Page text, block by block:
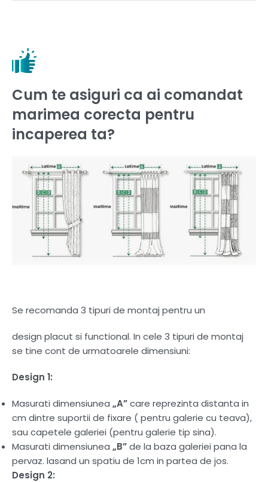
Cum te asiguri ca ai comandat
marimea corecta pentru
incaperea ta?
Se recomanda 3 tipuri de montaj pentru un
design placut si functional. In cele 3 tipuri de montaj
se tine cont de urmatoarele dimensiuni:
Design 1:
Masurati dimensiunea „A”care reprezinta distanta in
cm dintre suportii de fixare ( pentru galerie cu teava),
sau capetele galeriei (pentru galerie tip sina).
Masurati dimensiunea „B”de la baza galeriei pana la
pervaz. lasand un spatiu de 1cm in partea de jos.
Design 2: